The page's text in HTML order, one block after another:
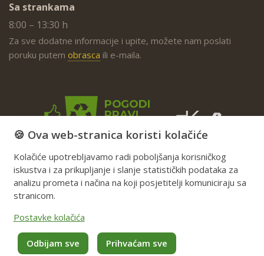
Sa strankama
8:00 – 13:30 h
Za sve dodatne informacije i upite, možete nam poslati
poruku putem obrasca ili e-maila.
🍪 Ova web-stranica koristi kolačiće
Kolačiće upotrebljavamo radi poboljšanja korisničkog
iskustva i za prikupljanje i slanje statističkih podataka za
analizu prometa i načina na koji posjetitelji komuniciraju sa
stranicom.
Postavke kolačića
Odbijam sve Prihvaćam sve